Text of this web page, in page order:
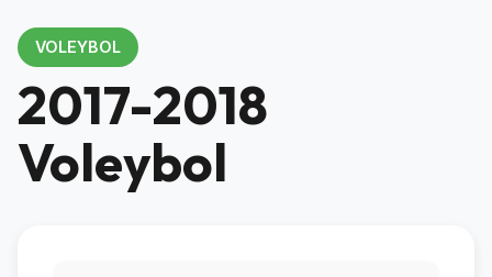
VOLEYBOL
2017-2018
Voleybol